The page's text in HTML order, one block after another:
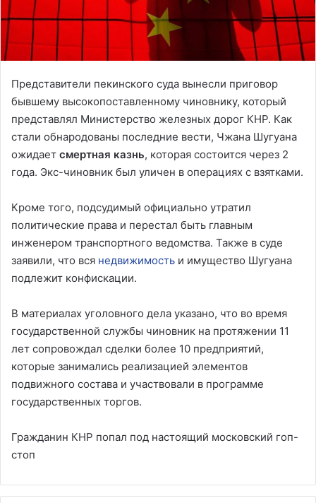
Представители пекинского суда вынесли приговор
бывшему высокопоставленному чиновнику, который
представлял Министерство железных дорог КНР. Как
стали обнародованы последние вести, Чжана Шугуана
ожидает смертная казнь, которая состоится через 2
года. Экс-чиновник был уличен в операциях с взятками.
Кроме того, подсудимый официально утратил
политические права и перестал быть главным
инженером транспортного ведомства. Также в суде
заявили, что вся недвижимость и имущество Шугуана
подлежит конфискации.
В материалах уголовного дела указано, что во время
государственной службы чиновник на протяжении 11
лет сопровождал сделки более 10 предприятий,
которые занимались реализацией элементов
подвижного состава и участвовали в программе
государственных торгов.
Гражданин КНР попал под настоящий московский гоп-
стоп